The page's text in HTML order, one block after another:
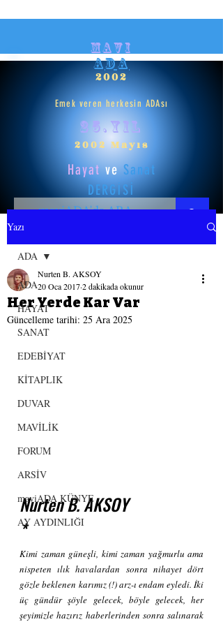
mavi
ADA
2002
Emek veren herkesin ADAsı
25.yıl
2002 Mayıs
HayatveSanat
DERGİSİ
SANAT
GİRİŞ YAP
Yazı
ADA
HAYAT
SANAT
EDEBİYAT
KİTAPLIK
DUVAR
MAVİLİK
FORUM
ARSİV
maviADA KÜNYE
AY AYDINLIĞI
ADA
Her Yerde Kar Var
Nurten B. AKSOY
20 Oca 20172 dakikada okunur
Güncelleme tarihi: 25 Ara 2025
Nurten B. AKSOY
*
Kimi zaman güneşli, kimi zaman yağmurlu ama
nispeten ılık havalardan sonra nihayet dört
gözle beklenen karımız (!) arz-ı endam eyledi. İki
üç gündür şöyle gelecek, böyle gelecek, her
şeyimizle hazırız haberlerinden sonra salınarak